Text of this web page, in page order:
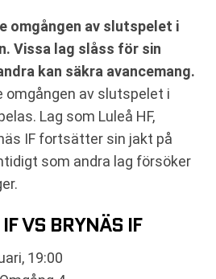
omgången av slutspelet i
Vissa lag slåss för sin
kan säkra avancemang.
omgången av slutspelet i
Lag som Luleå HF,
IF fortsätter sin jakt på
som andra lag försöker
VS BRYNÄS IF
19:00